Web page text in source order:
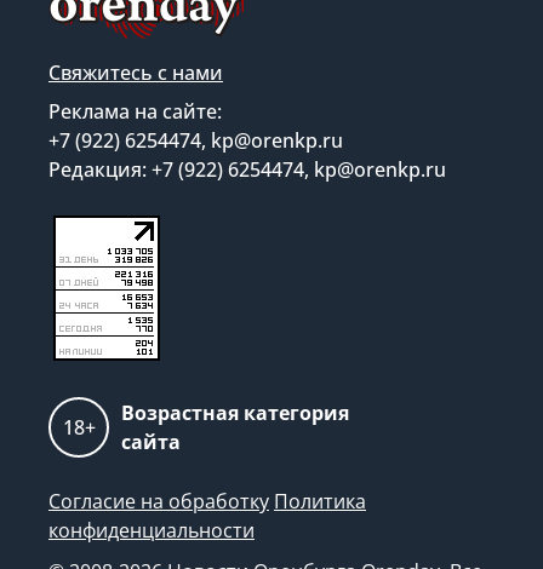
Свяжитесь с нами
Реклама на сайте:
+7 (922) 6254474, kp@orenkp.ru
Редакция: +7 (922) 6254474, kp@orenkp.ru
18+
Возрастная категория
сайта
Согласие на обработку Политика
конфиденциальности